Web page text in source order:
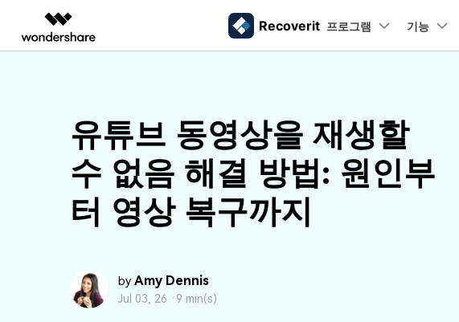
주요 제품
Filmora
UniConverter
올인원 미디어 툴박스
DemoCreator
강력한 화면 녹화
EdrawMax
순서도 프로그램
EdrawMind
마인드맵 프로그램
비즈니스
교육
파트너
PDFelement
Recoverit 프로그램
선도적인 데이터 복구 전문가
무료 체험
Mac 시스템에서 무제한 데이터 복구
무료 체험
기능
사진 복구
동영상 복구
파일 복구
엑셀 복구
USB 복구
외장하드 복구
SD카드 복구
기타 장치 복구
휴지통 비우기 복구
파일 영구 삭제 복구
하드디스크 복구
메모리 카드 복구
하드 드라이브 복구
USB 데이터 복구
쓰레기통 복구
리눅스 데이터 복구
유튜브 동영상을 재생할
수 없음 해결 방법: 원인부
터 영상 복구까지
by Amy Dennis
Jul 03, 26 · 9 min(s)